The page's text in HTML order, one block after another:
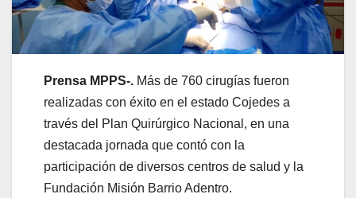
Prensa MPPS-. Más de 760 cirugías fueron
realizadas con éxito en el estado Cojedes a
través del Plan Quirúrgico Nacional, en una
destacada jornada que contó con la
participación de diversos centros de salud y la
Fundación Misión Barrio Adentro.